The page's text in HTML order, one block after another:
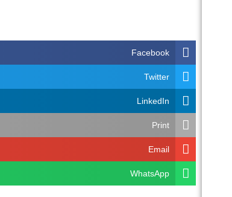
Facebook
Twitter
LinkedIn
Print
Email
WhatsApp